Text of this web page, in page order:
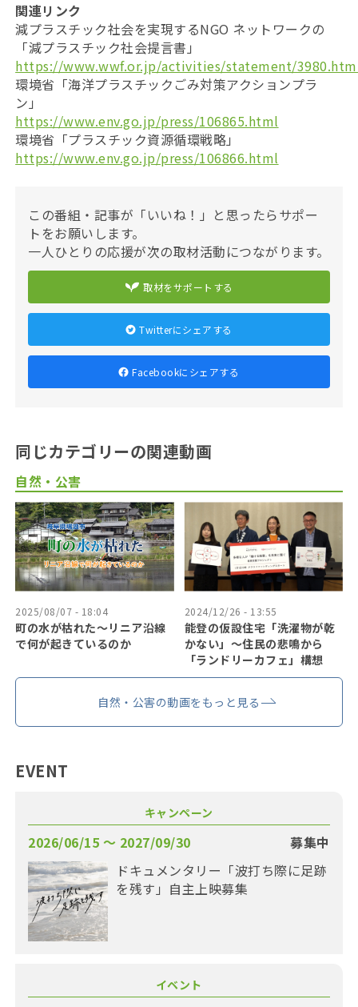
関連リンク
減プラスチック社会を実現するNGO ネットワークの
「減プラスチック社会提言書」
https://www.wwf.or.jp/activities/statement/
環境省「海洋プラスチックごみ対策アクションプラ
ン」
https://www.env.go.jp/press/106865.html
環境省「プラスチック資源循環戦略」
https://www.env.go.jp/press/106866.html
この番組・記事が「いいね！」と思ったらサポー
トをお願いします。
一人ひとりの応援が次の取材活動につながります。
取材をサポートする
Twitterにシェアする
Facebookにシェアする
同じカテゴリーの関連動画
自然・公害
2025/08/07 - 18:04
町の水が枯れた～リニア沿線
で何が起きているのか
2024/12/26 - 13:55
能登の仮設住宅「洗濯物が乾
かない」〜住民の悲鳴から
「ランドリーカフェ」構想
自然・公害の動画をもっと見る
EVENT
キャンペーン
2026/06/15 〜 2027/09/30
募集中
ドキュメンタリー「波打ち際に足跡
を残す」自主上映募集
イベント